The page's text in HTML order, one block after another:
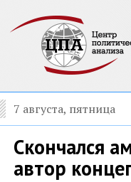
7 августа, пятница
Скончался
автор